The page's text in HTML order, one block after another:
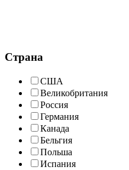
Страна
США
Великобритания
Россия
Германия
Канада
Бельгия
Польша
Испания